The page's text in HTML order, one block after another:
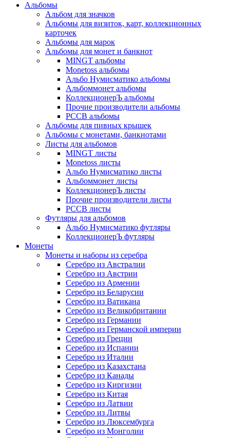
Альбомы
Альбом для значков
Альбомы для визиток, карт, коллекционных
карточек
Альбомы для марок
Альбомы для монет и банкнот
MINGT альбомы
Monetoss альбомы
Альбо Нумисматико альбомы
Альбоммонет альбомы
КоллекционерЪ альбомы
Прочие производители альбомы
РССВ альбомы
Альбомы для пивных крышек
Альбомы с монетами, банкнотами
Листы для альбомов
MINGT листы
Monetoss листы
Альбо Нумисматико листы
Альбоммонет листы
КоллекционерЪ листы
Прочие производители листы
РССВ листы
Футляры для альбомов
Альбо Нумисматико футляры
КоллекционерЪ футляры
Монеты
Монеты и наборы из серебра
Серебро из Австралии
Серебро из Австрии
Серебро из Армении
Серебро из Беларусии
Серебро из Ватикана
Серебро из Великобритании
Серебро из Германии
Серебро из Германской империи
Серебро из Греции
Серебро из Испании
Серебро из Италии
Серебро из Казахстана
Серебро из Канады
Серебро из Киргизии
Серебро из Китая
Серебро из Латвии
Серебро из Литвы
Серебро из Люксембурга
Серебро из Монголии